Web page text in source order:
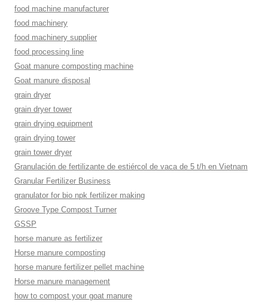
food machine manufacturer
food machinery
food machinery supplier
food processing line
Goat manure composting machine
Goat manure disposal
grain dryer
grain dryer tower
grain drying equipment
grain drying tower
grain tower dryer
Granulación de fertilizante de estiércol de vaca de 5 t/h en Vietnam
Granular Fertilizer Business
granulator for bio npk fertilizer making
Groove Type Compost Turner
GSSP
horse manure as fertilizer
Horse manure composting
horse manure fertilizer pellet machine
Horse manure management
how to compost your goat manure